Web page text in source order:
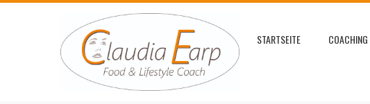
Skip
STARTSEITE